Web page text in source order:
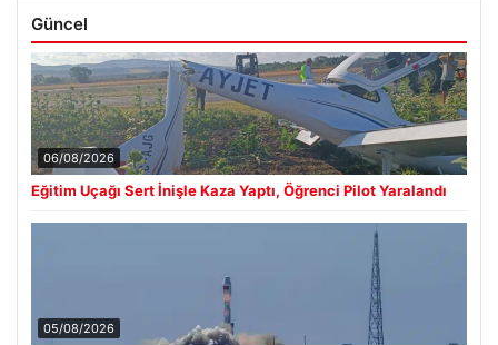
Güncel
06/08/2026
Eğitim Uçağı Sert İnişle Kaza Yaptı, Öğrenci Pilot Yaralandı
05/08/2026